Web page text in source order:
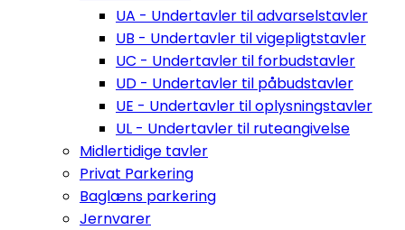
UA - Undertavler til advarselstavler
UB - Undertavler til vigepligtstavler
UC - Undertavler til forbudstavler
UD - Undertavler til påbudstavler
UE - Undertavler til oplysningstavler
UL - Undertavler til ruteangivelse
Midlertidige tavler
Privat Parkering
Baglæns parkering
Jernvarer